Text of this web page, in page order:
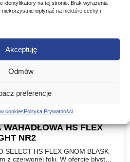
identyfikatory na tej stronie. Brak wyrażenia
wpłynąć na niektóre cechy i
Akceptuję
Odmów
preferencje
cookiesPolityka Prywatności
HS FLEX
NR2
SELECT HS FLEX GNOM BLASK
z czerwonej folii. W ofercie błystki